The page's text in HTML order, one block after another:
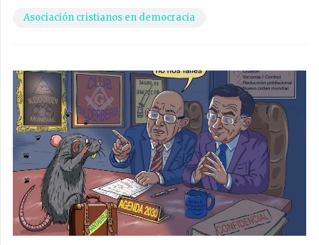
Asociación cristianos en democracia